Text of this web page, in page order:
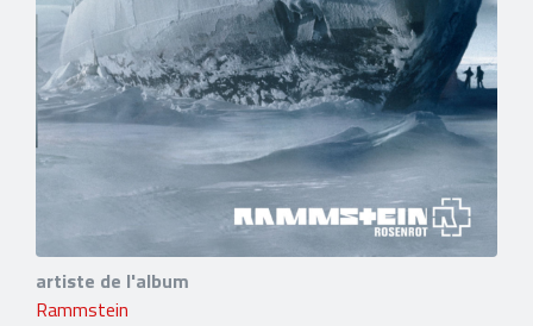
artiste de l'album
Rammstein